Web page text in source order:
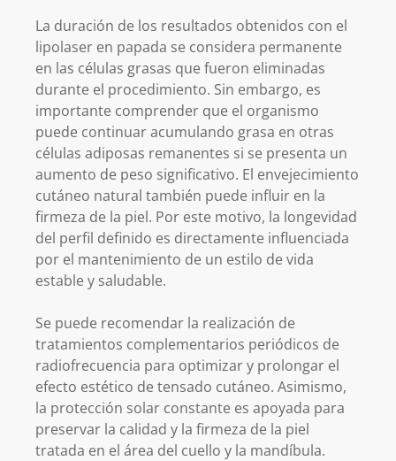
La duración de los resultados obtenidos con el
lipolaser en papada se considera permanente
en las células grasas que fueron eliminadas
durante el procedimiento. Sin embargo, es
importante comprender que el organismo
puede continuar acumulando grasa en otras
células adiposas remanentes si se presenta un
aumento de peso significativo. El envejecimiento
cutáneo natural también puede influir en la
firmeza de la piel. Por este motivo, la longevidad
del perfil definido es directamente influenciada
por el mantenimiento de un estilo de vida
estable y saludable.
Se puede recomendar la realización de
tratamientos complementarios periódicos de
radiofrecuencia para optimizar y prolongar el
efecto estético de tensado cutáneo. Asimismo,
la protección solar constante es apoyada para
preservar la calidad y la firmeza de la piel
tratada en el área del cuello y la mandíbula.